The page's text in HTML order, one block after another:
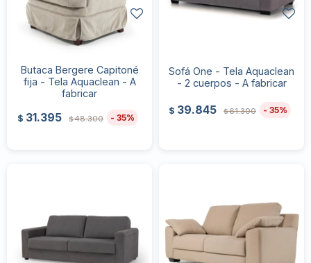
Butaca Bergere Capitoné
fija - Tela Aquaclean - A
fabricar
$ 31.395 $48.300 35
Sofá One - Tela Aquaclean
- 2 cuerpos - A fabricar
$ 39.845 $61.300 35